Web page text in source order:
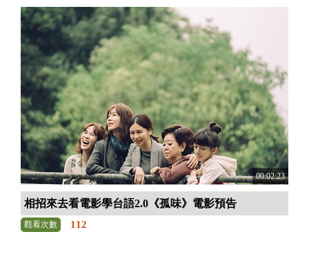
00:02:23
相招來去看電影學台語2.0《孤味》電影預告
觀看次數 112